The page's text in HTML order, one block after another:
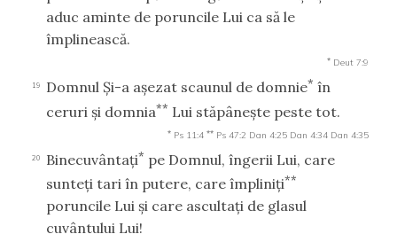
aduc aminte de poruncile Lui ca să le
împlinească.
* Deut 7:9
19 Domnul Şi-a aşezat scaunul de domnie* în
ceruri şi domnia** Lui stăpâneşte peste tot.
* Ps 11:4 ** Ps 47:2 Dan 4:25 Dan 4:34 Dan 4:35
20 Binecuvântaţi* pe Domnul, îngerii Lui, care
sunteţi tari în putere, care împliniţi**
poruncile Lui şi care ascultaţi de glasul
cuvântului Lui!